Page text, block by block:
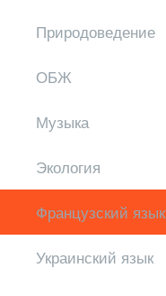
Природоведение
ОБЖ
Музыка
Экология
Французский язык
Украинский язык